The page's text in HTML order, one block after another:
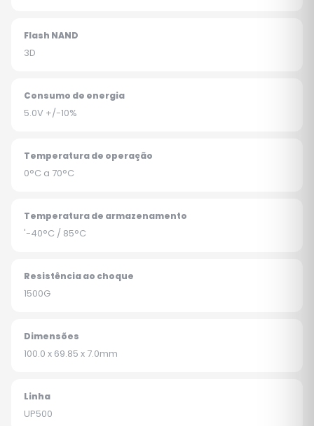
Flash NAND
3D
Consumo de energia
5.0V +/-10%
Temperatura de operação
0°C a 70°C
Temperatura de armazenamento
'-40°C / 85°C
Resistência ao choque
1500G
Dimensões
100.0 x 69.85 x 7.0mm
Linha
UP500